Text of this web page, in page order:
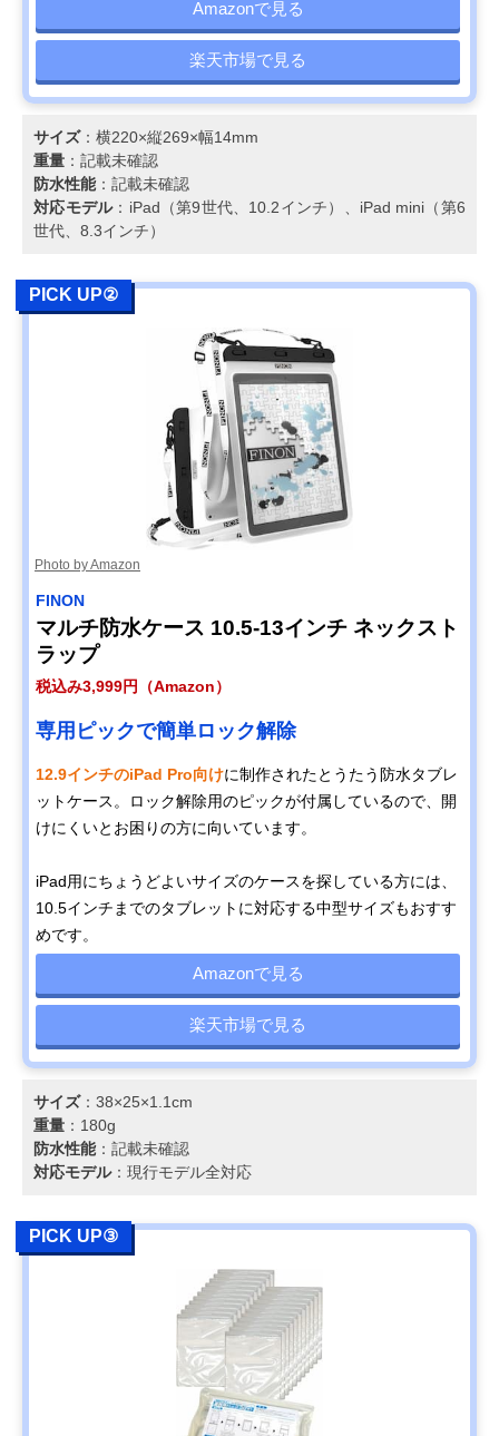
Amazonで見る
楽天市場で見る
サイズ：横220×縦269×幅14mm
重量 ：記載未確認
防水性能：記載未確認
対応モデル：iPad（第9世代、10.2インチ）、iPad mini（第6
世代、8.3インチ）
PICK UP②
Photo by Amazon
FINON
マルチ防水ケース 10.5-13インチ ネックスト
ラップ
税込み3,999円（Amazon）
専用ピックで簡単ロック解除
12.9インチのiPad Pro向けに制作されたとうたう防水タブレ
ットケース。ロック解除用のピックが付属しているので、開
けにくいとお困りの方に向いています。
iPad用にちょうどよいサイズのケースを探している方には、
10.5インチまでのタブレットに対応する中型サイズもおすす
めです。
Amazonで見る
楽天市場で見る
サイズ：‎38×25×1.1cm
重量 ：180g
防水性能：記載未確認
対応モデル：現行モデル全対応
PICK UP③